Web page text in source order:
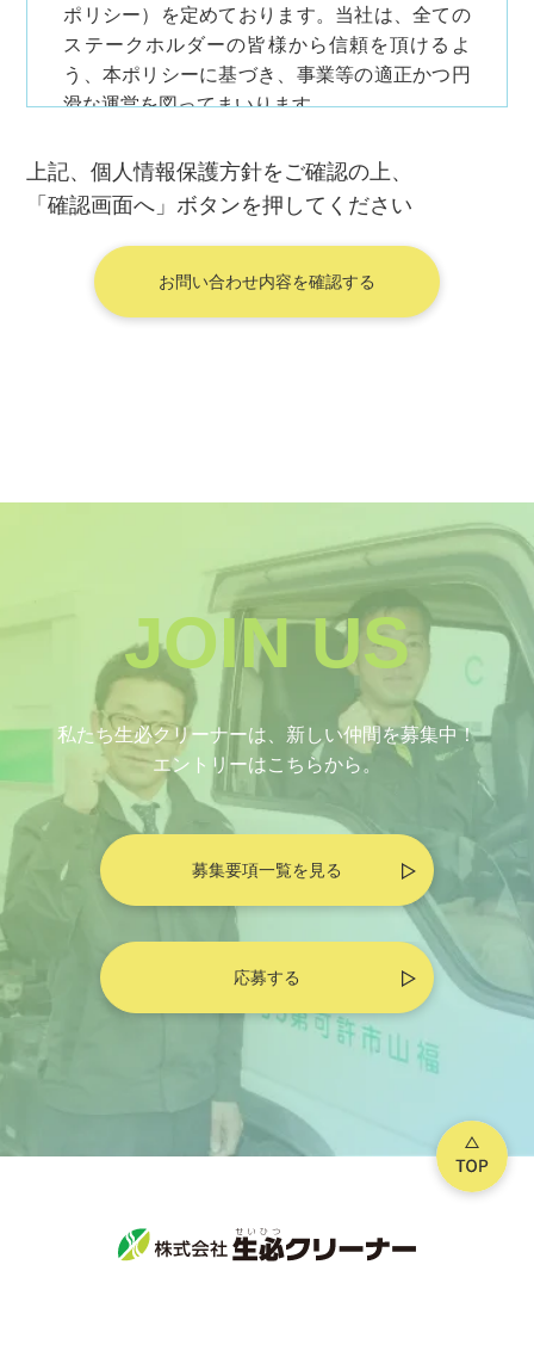
ポリシー）を定めております。当社は、全ての
ステークホルダーの皆様から信頼を頂けるよ
う、本ポリシーに基づき、事業等の適正かつ円
滑な運営を図ってまいります。
当社は、個人情報の適正な取扱いに関する法令
その他の規範を遵守いたします。
た、法令に定める場合を除き、個人情 報の利
用目的をお客様に通知または公表し、個人情報
をその利用目的の範囲内において使用いたしま
当社は、法令に定める場合を除き、個人情報を
あらかじめ同意を得ることなく第三者に提供す
ることはいたしません。また、個人情報を共同
利用する場合には、法令等に定める事項を事前
に通知または公表いたします。
当社が個人情報の取扱いを委託する場合は、個
人情報の安全管理が図られるよう必要かつ適切
な監督をいたします。
当社は、個人情報の開示、訂正、追加、削除、
利用停止、消去ならびに第三者への提供停止の
請求があった場合には、法令等に従い適切な措
置を講じてまいります。また、個人情報の取扱
いへの苦情には適切かつ迅速な処理に努めてま
いります。
当社は、個人情報の保護のための管理体制及び
取組みを継続的に見直し、その改善に努めてま
広島県福山市神辺町大字川南101-1
株式会社生必クリーナー
上記、個人情報保護方針をご確認の上、
「確認画面へ」ボタンを押してください
JOIN US
私たち生必クリーナーは、新しい仲間を募集中！
エントリーはこちらから。
募集要項一覧を見る
応募する